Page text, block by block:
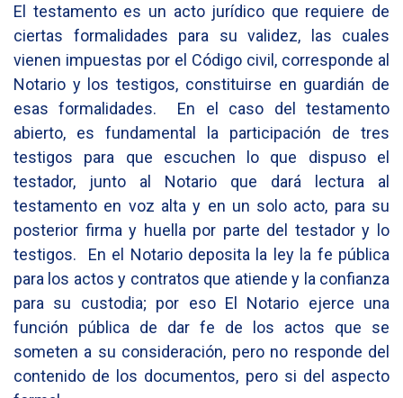
El testamento es un acto jurídico que requiere de
ciertas formalidades para su validez, las cuales
vienen impuestas por el Código civil, corresponde al
Notario y los testigos, constituirse en guardián de
esas formalidades. En el caso del testamento
abierto, es fundamental la participación de tres
testigos para que escuchen lo que dispuso el
testador, junto al Notario que dará lectura al
testamento en voz alta y en un solo acto, para su
posterior firma y huella por parte del testador y lo
testigos. En el Notario deposita la ley la fe pública
para los actos y contratos que atiende y la confianza
para su custodia; por eso El Notario ejerce una
función pública de dar fe de los actos que se
someten a su consideración, pero no responde del
contenido de los documentos, pero si del aspecto